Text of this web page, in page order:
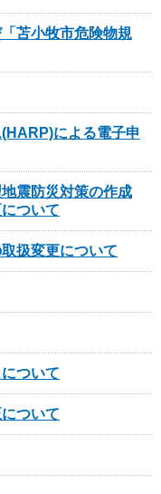
苫小牧市危険物規
による電子申
震防災対策の作成
ついて
扱変更について
ついて
ついて